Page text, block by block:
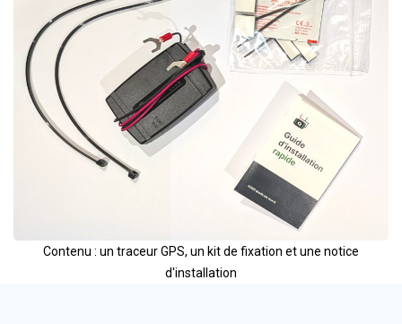
Contenu : un traceur GPS, un kit de fixation et une notice
d'installation